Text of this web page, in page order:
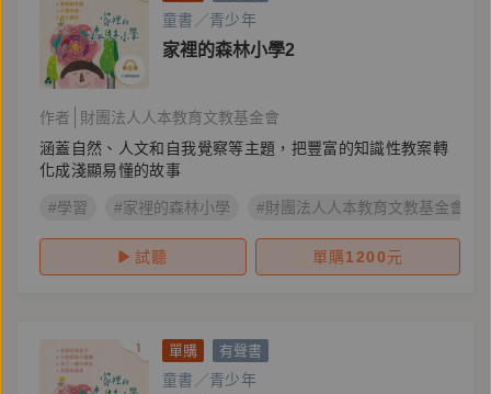
童書／青少年
家裡的森林小學2
作者
財團法人人本教育文教基金會
涵蓋自然、人文和自我覺察等主題，把豐富的知識性教案轉
化成淺顯易懂的故事
#學習 #家裡的森林小學 #財團法人人本教育文教基金會
試聽 單購1200元
單購 有聲書
童書／青少年